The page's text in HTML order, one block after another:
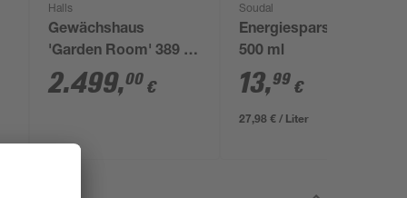
Halls
Gewächshaus
'Garden Room' 389 x
391 cm mit 3 mm
Sicherheitsglas
2.499,00 €
Soudal
Energiesparschaum
500 ml
13,99 €
27,98 € / Liter